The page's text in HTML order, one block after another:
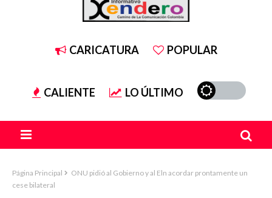
CARICATURA POPULAR
CALIENTE LO ÚLTIMO
Página Principal
ONU pidió al Gobierno y al Eln acordar prontamente un
cese bilateral